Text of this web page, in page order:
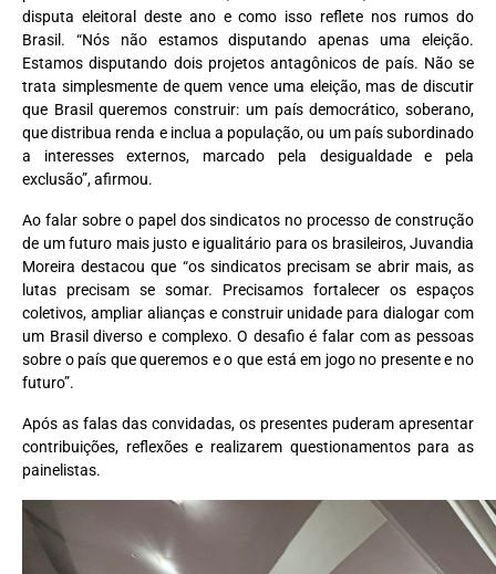
disputa eleitoral deste ano e como isso reflete nos rumos do
Brasil. “Nós não estamos disputando apenas uma eleição.
Estamos disputando dois projetos antagônicos de país. Não se
trata simplesmente de quem vence uma eleição, mas de discutir
que Brasil queremos construir: um país democrático, soberano,
que distribua renda e inclua a população, ou um país subordinado
a interesses externos, marcado pela desigualdade e pela
exclusão”, afirmou.
Ao falar sobre o papel dos sindicatos no processo de construção
de um futuro mais justo e igualitário para os brasileiros, Juvandia
Moreira destacou que “os sindicatos precisam se abrir mais, as
lutas precisam se somar. Precisamos fortalecer os espaços
coletivos, ampliar alianças e construir unidade para dialogar com
um Brasil diverso e complexo. O desafio é falar com as pessoas
sobre o país que queremos e o que está em jogo no presente e no
futuro”.
Após as falas das convidadas, os presentes puderam apresentar
contribuições, reflexões e realizarem questionamentos para as
painelistas.